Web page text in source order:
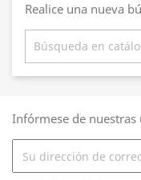
Realice una nueva
Infórmese de nuestras